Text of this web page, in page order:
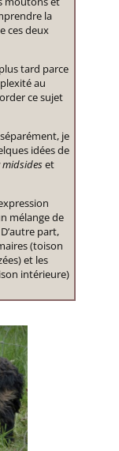
la
ces deux
tard parce
au
ce sujet
je
idées de
et
mélange de
part,
(toison
et les
intérieure)